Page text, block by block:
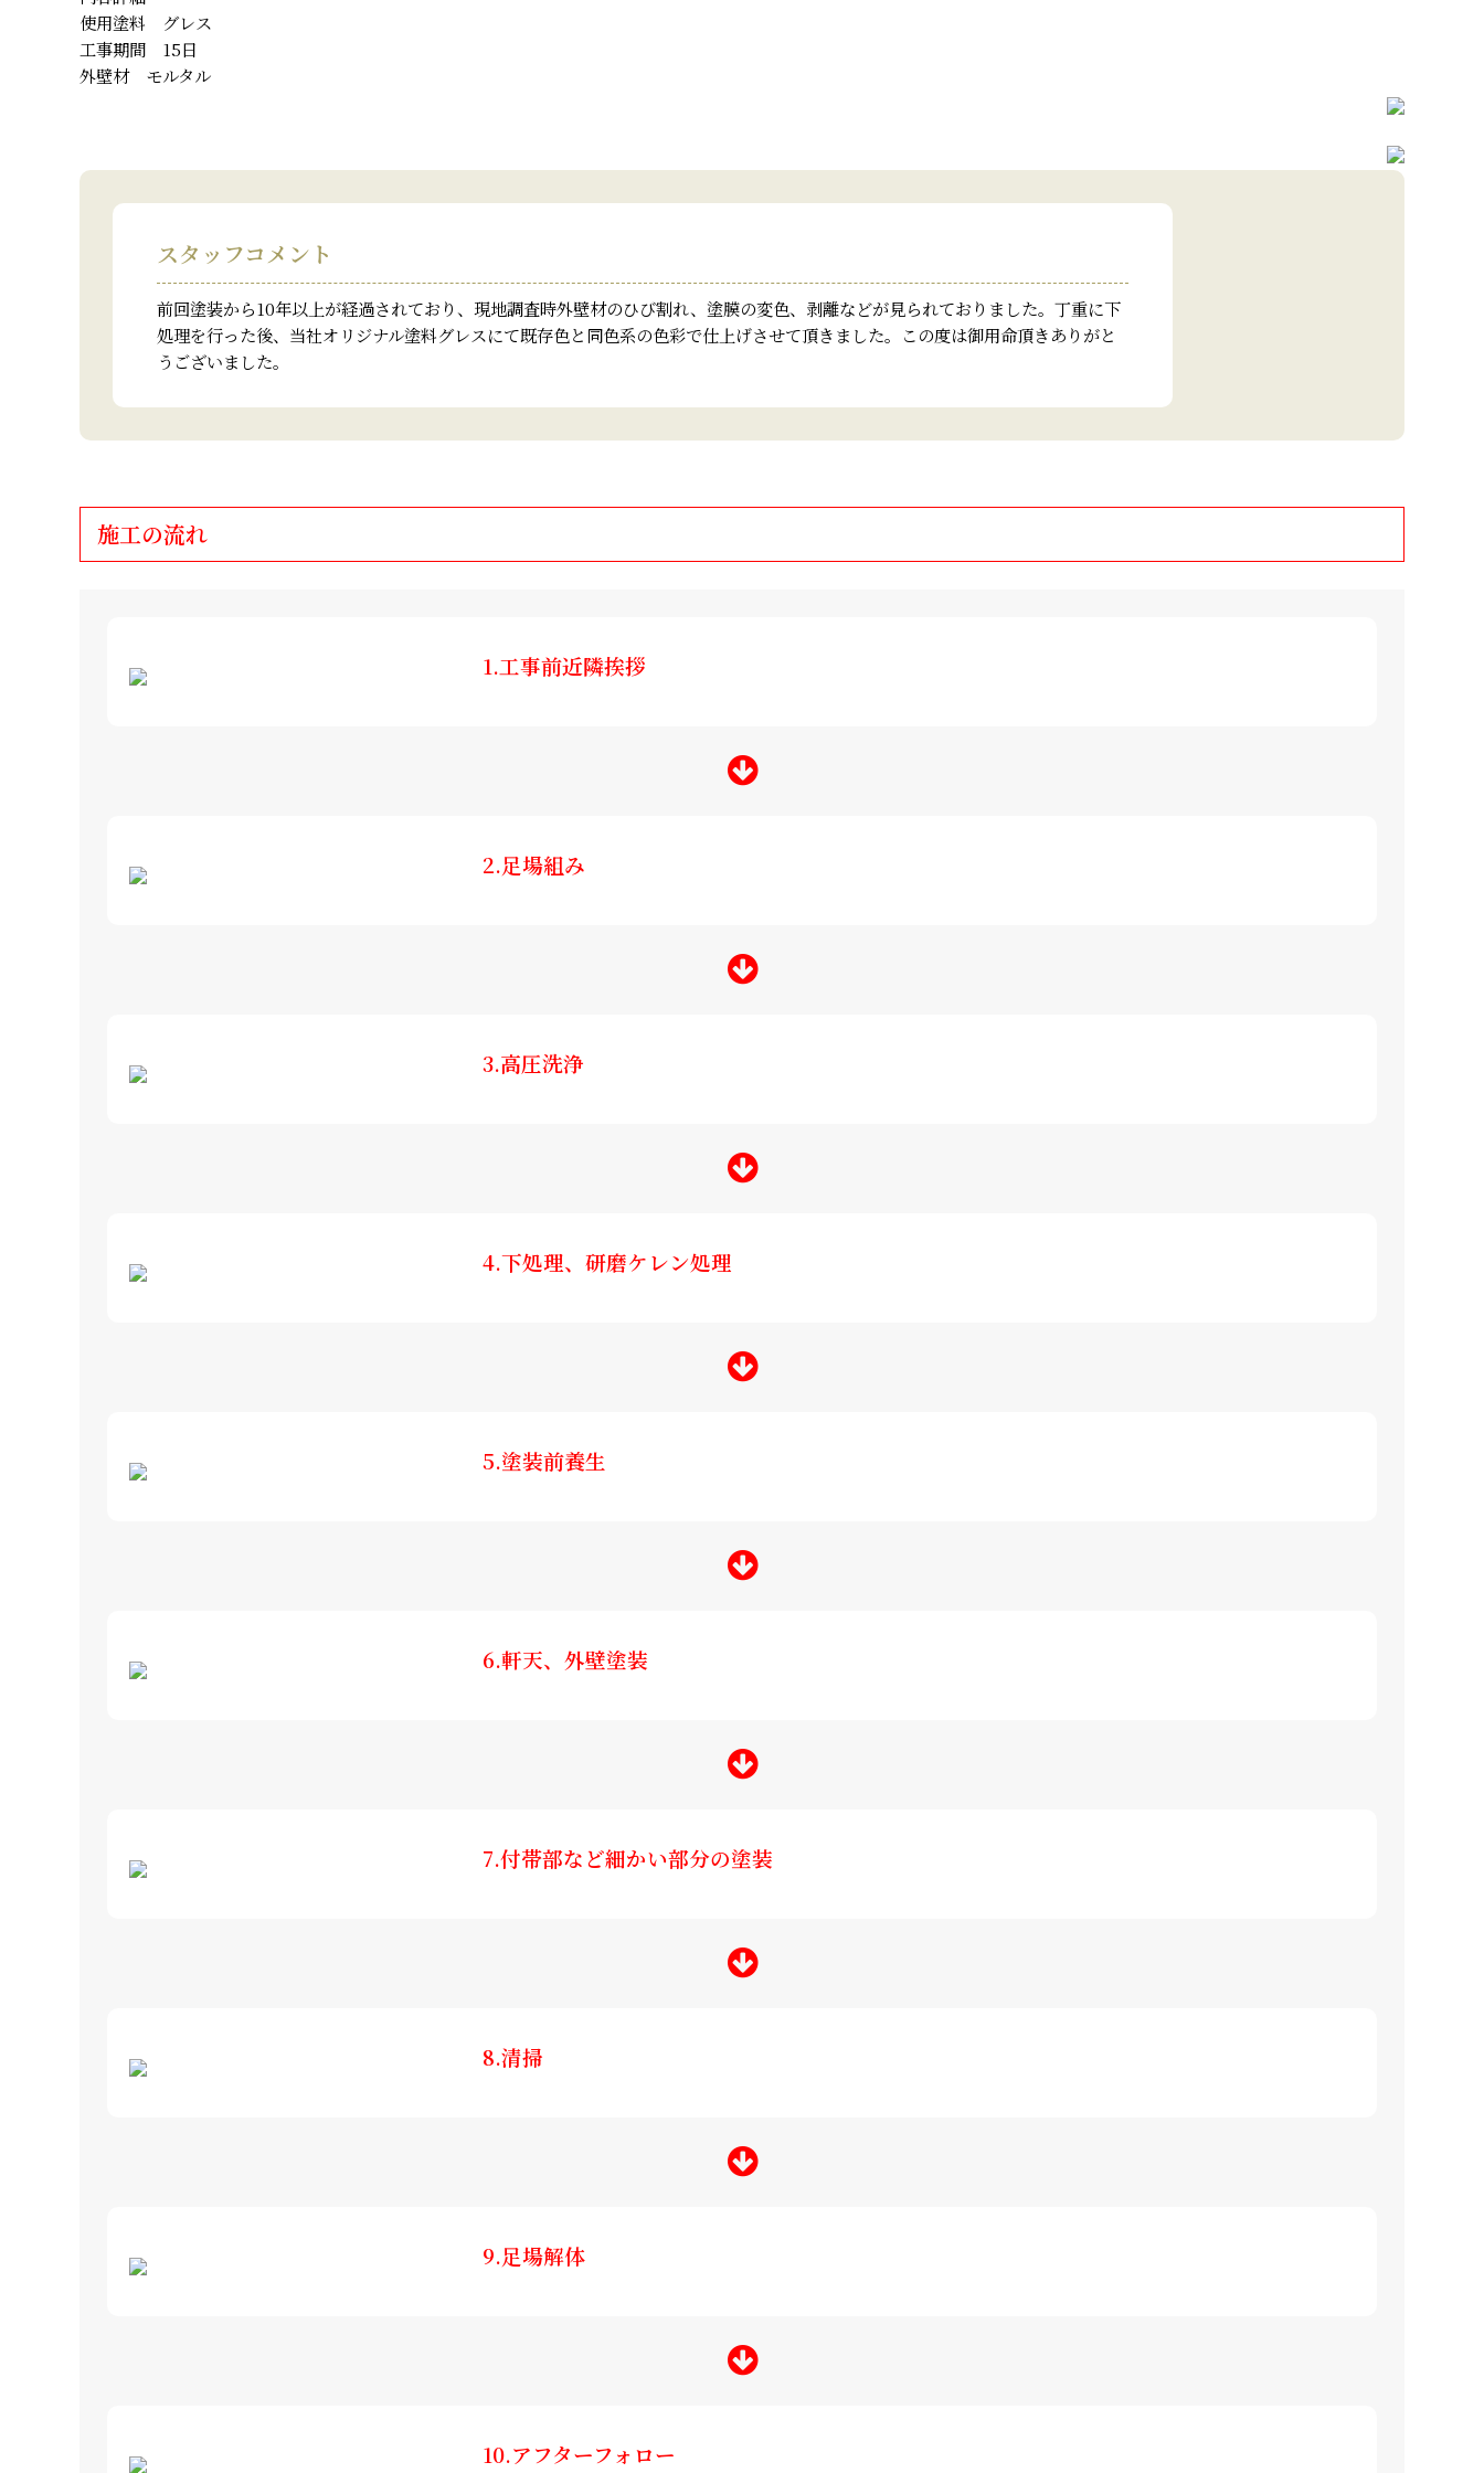
使用塗料 グレス
工事期間 15日
外壁材 モルタル
スタッフコメント
前回塗装から10年以上が経過されており、現地調査時外壁材のひび割れ、塗膜の変色、剥離などが見られておりました。丁重に下
処理を行った後、当社オリジナル塗料グレスにて既存色と同色系の色彩で仕上げさせて頂きました。この度は御用命頂きありがと
うございました。
施工の流れ
1.工事前近隣挨拶
2.足場組み
3.高圧洗浄
4.下処理、研磨ケレン処理
5.塗装前養生
6.軒天、外壁塗装
7.付帯部など細かい部分の塗装
8.清掃
9.足場解体
10.アフターフォロー